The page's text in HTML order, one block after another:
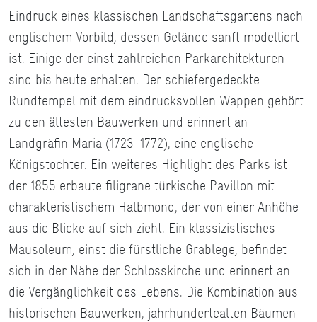
Eindruck eines klassischen Landschaftsgartens nach
englischem Vorbild, dessen Gelände sanft modelliert
ist. Einige der einst zahlreichen Parkarchitekturen
sind bis heute erhalten. Der schiefergedeckte
Rundtempel mit dem eindrucksvollen Wappen gehört
zu den ältesten Bauwerken und erinnert an
Landgräfin Maria (1723–1772), eine englische
Königstochter. Ein weiteres Highlight des Parks ist
der 1855 erbaute filigrane türkische Pavillon mit
charakteristischem Halbmond, der von einer Anhöhe
aus die Blicke auf sich zieht. Ein klassizistisches
Mausoleum, einst die fürstliche Grablege, befindet
sich in der Nähe der Schlosskirche und erinnert an
die Vergänglichkeit des Lebens. Die Kombination aus
historischen Bauwerken, jahrhundertealten Bäumen